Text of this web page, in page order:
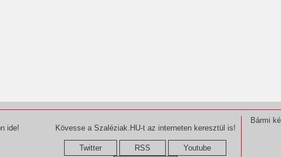
ide! Kövesse a Szaléziak.HU-t az interneten keresztül is!
Twitter RSS
Youtube
Bármi